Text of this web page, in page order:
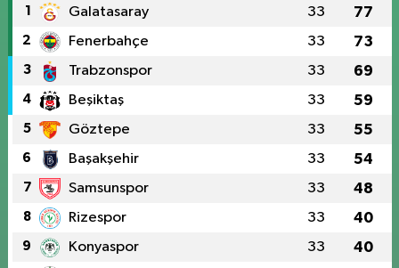
1 Galatasaray 33 77
2 Fenerbahçe 33 73
3 Trabzonspor 33 69
4 Beşiktaş 33 59
5 Göztepe 33 55
6 Başakşehir 33 54
7 Samsunspor 33 48
8 Rizespor 33 40
9 Konyaspor 33 40